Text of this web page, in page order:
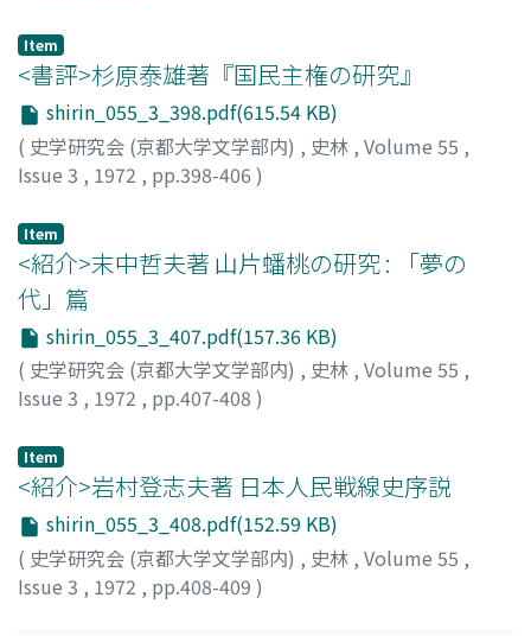
目する必要があると思われる。本稿においては、従来あま
り注意を払われなかったハリソン政権期(一八八九年──
一八九三年) を中心にした共和党の南部対策と、その挫折
の過程を辿るなかで、まず、共和党は、再建後、南部政治
問題を放棄したわけではなく、強力な南部共和党を建設す
るため、その最終的挫折に至るまで、一貫した努力を払っ
に、この共和党南部対策の挫折が、世紀転換期の南部黒人
の状況悪化に深く関っていたことを明らかにしたい。
Item
<書評>杉原泰雄著『国民主権の研究』
shirin_055_3_398.pdf(615.54 KB)
( 史学研究会 (京都大学文学部内) , 史林 , Volume 55 ,
Issue 3 , 1972 , pp.398-406 )
Item
<紹介>末中哲夫著 山片蟠桃の研究 : 「夢の
代」篇
shirin_055_3_407.pdf(157.36 KB)
( 史学研究会 (京都大学文学部内) , 史林 , Volume 55 ,
Issue 3 , 1972 , pp.407-408 )
Item
<紹介>岩村登志夫著 日本人民戦線史序説
shirin_055_3_408.pdf(152.59 KB)
( 史学研究会 (京都大学文学部内) , 史林 , Volume 55 ,
Issue 3 , 1972 , pp.408-409 )